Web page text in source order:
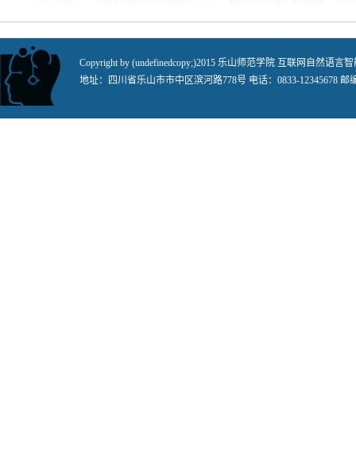
Copyright by (undefinedcopy;)2015 乐山师范学院 互联网自然语言
地址：四川省乐山市市中区滨河路778号 电话：0833-12345678 邮